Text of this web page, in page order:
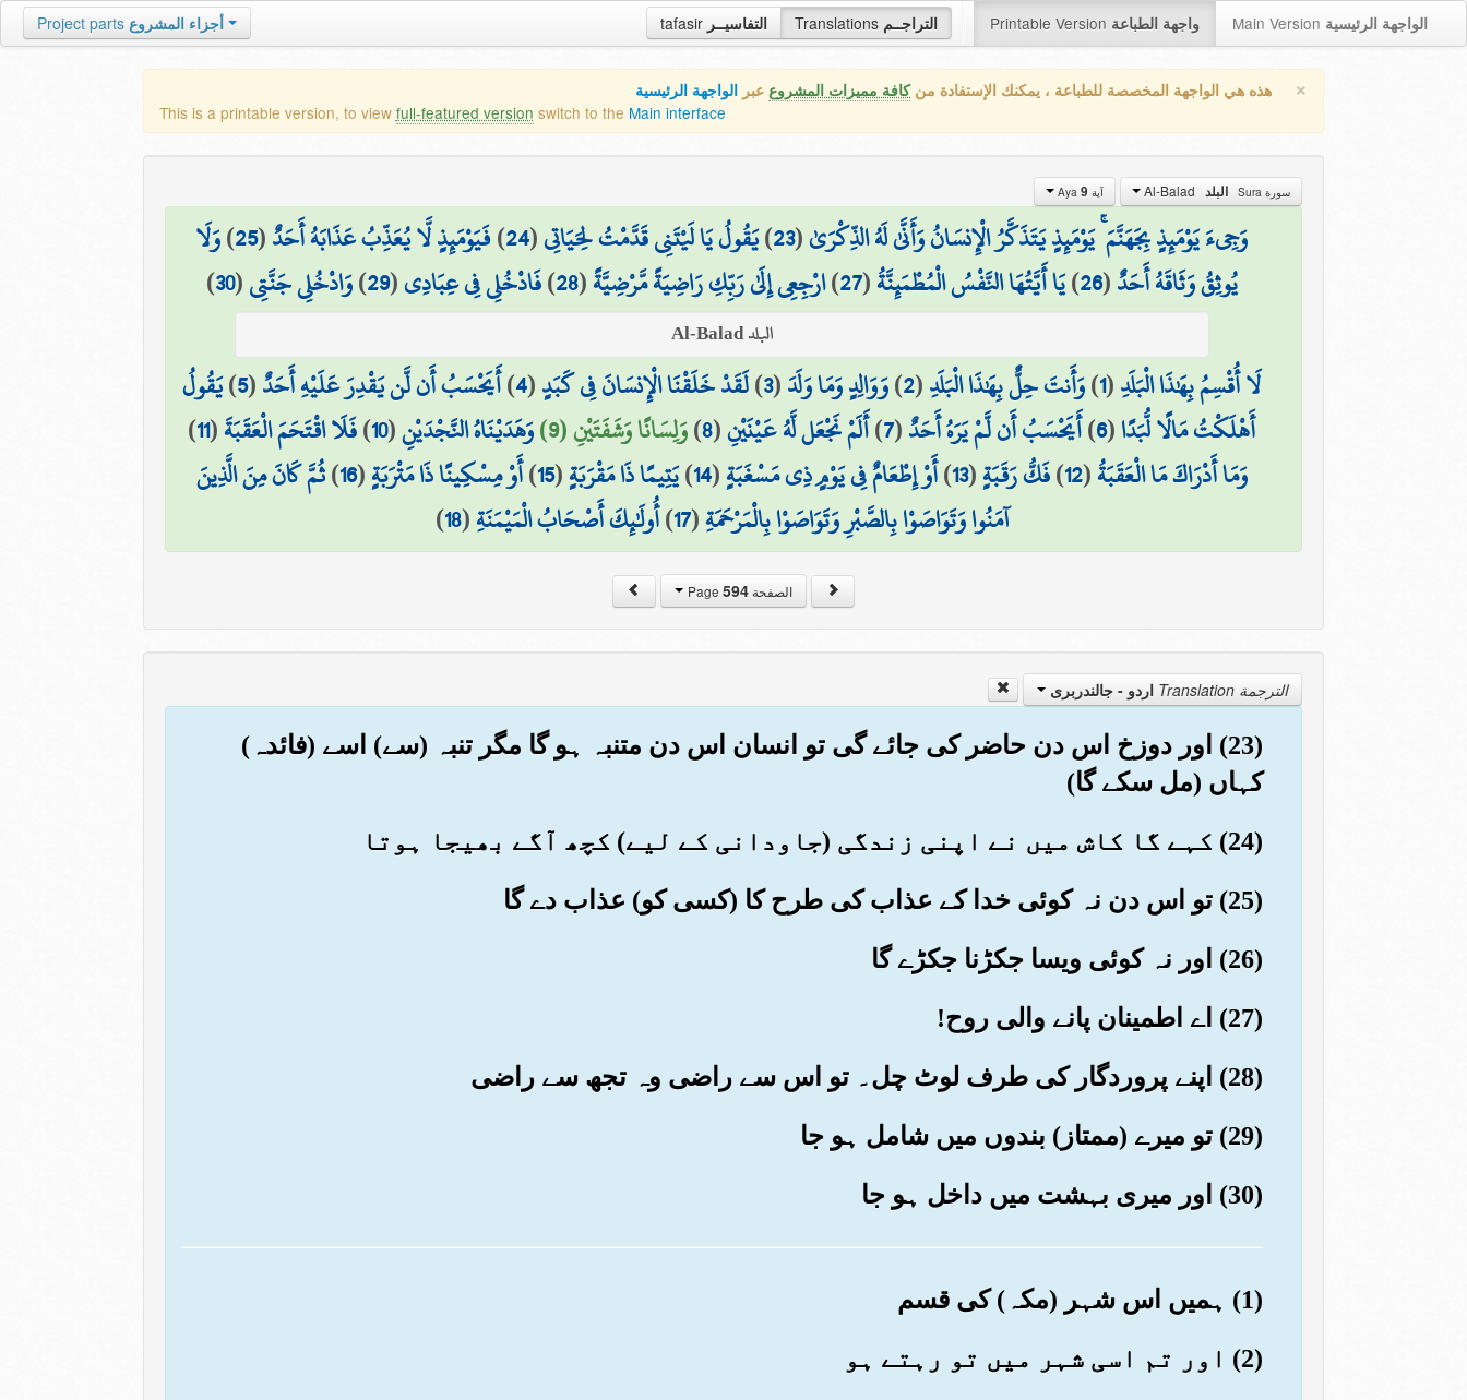
tafasir التفاسيــر Translations التراجــم Printable Version واجهة الطباعة Main Version الواجهة الرئيسية Project parts أجزاء المشروع
× هذه هي الواجهة المخصصة للطباعة ، يمكنك الإستفادة منكافة مميزات المشروع عبر الواجهة الرئيسية
This is a printable version, to view full-featured version switch to the Main interface
سورة Sura البلد آية Aya 9
وَجِيءَ يَوْمَئِذٍ بِجَهَنَّمَ ۚ يَوْمَئِذٍ يَتَذَكَّرُ الْإِنسَانُ وَأَنَّىٰ لَهُ الذِّكْرَىٰ(
23
)يَقُولُ يَا لَيْتَنِي قَدَّمْتُ لِحَيَاتِي(
24
)فَيَوْمَئِذٍ لَّا يُعَذِّبُ عَذَابَهُ أَحَدٌ(
25
)وَلَا
يُوثِقُ وَثَاقَهُ أَحَدٌ(
26
)يَا أَيَّتُهَا النَّفْسُ الْمُطْمَئِنَّةُ(
27
)ارْجِعِي إِلَىٰ رَبِّكِ رَاضِيَةً مَّرْضِيَّةً(
28
)فَادْخُلِي فِي عِبَادِي(
29
)وَادْخُلِي جَنَّتِي(
30
)
البلد Al-Balad
لَا أُقْسِمُ بِهَٰذَا الْبَلَدِ(
1
)وَأَنتَ حِلٌّ بِهَٰذَا الْبَلَدِ(
2
)وَوَالِدٍ وَمَا وَلَدَ(
3
)لَقَدْ خَلَقْنَا الْإِنسَانَ فِي كَبَدٍ(
4
)أَيَحْسَبُ أَن لَّن يَقْدِرَ عَلَيْهِ أَحَدٌ(
5
)يَقُولُ
أَهْلَكْتُ مَالًا لُّبَدًا(
6
)أَيَحْسَبُ أَن لَّمْ يَرَهُ أَحَدٌ(
7
)أَلَمْ نَجْعَل لَّهُ عَيْنَيْنِ(
8
)وَلِسَانًا وَشَفَتَيْنِ (9) وَهَدَيْنَاهُ النَّجْدَيْنِ(
10
)فَلَا اقْتَحَمَ الْعَقَبَةَ(
11
)
وَمَا أَدْرَاكَ مَا الْعَقَبَةُ(
12
)فَكُّ رَقَبَةٍ(
13
)أَوْ إِطْعَامٌ فِي يَوْمٍ ذِي مَسْغَبَةٍ(
14
)يَتِيمًا ذَا مَقْرَبَةٍ(
15
)أَوْ مِسْكِينًا ذَا مَتْرَبَةٍ(
16
)ثُمَّ كَانَ مِنَ الَّذِينَ
آمَنُوا وَتَوَاصَوْا بِالصَّبْرِ وَتَوَاصَوْا بِالْمَرْحَمَةِ(
17
)أُولَٰئِكَ أَصْحَابُ الْمَيْمَنَةِ(
18
)
الصفحة Page594
الترجمة Translation اردو - جالندربرى
(23) اور دوزخ اس دن حاضر کی جائے گی تو انسان اس دن متنبہ ہو گا مگر تنبہ (سے) اسے (فائدہ)
کہاں (مل سکے گا)
(24) کہے گا کاش میں نے اپنی زندگی (جاودانی کے لیے) کچھ آگے بھیجا ہوتا
(25) تو اس دن نہ کوئی خدا کے عذاب کی طرح کا (کسی کو) عذاب دے گا
(26) اور نہ کوئی ویسا جکڑنا جکڑے گا
(27) اے اطمینان پانے والی روح!
(28) اپنے پروردگار کی طرف لوٹ چل۔ تو اس سے راضی وہ تجھ سے راضی
(29) تو میرے (ممتاز) بندوں میں شامل ہو جا
(30) اور میری بہشت میں داخل ہو جا
(1) ہمیں اس شہر (مکہ) کی قسم
(2) اور تم اسی شہر میں تو رہتے ہو